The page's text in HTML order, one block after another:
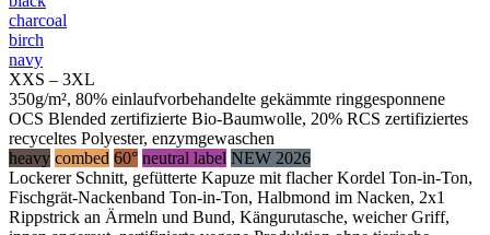
charcoal
birch
navy
XXS – 3XL
350g/m², 80% einlaufvorbehandelte gekämmte ringgesponnene
OCS Blended zertifizierte Bio-Baumwolle, 20% RCS zertifiziertes
recyceltes Polyester, enzymgewaschen
heavy combed 60° neutral label NEW 2026
Lockerer Schnitt, gefütterte Kapuze mit flacher Kordel Ton-in-Ton,
Fischgrät-Nackenband Ton-in-Ton, Halbmond im Nacken, 2x1
Rippstrick an Ärmeln und Bund, Kängurutasche, weicher Griff,